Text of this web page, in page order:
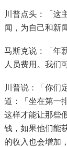
川普点头：「这
闻，为自己和新
马斯克说：「年
人员费用。我们
川普说：「你们
道：「坐在第一
这样才能让那些
钱，如果他们能
的收入也会增加